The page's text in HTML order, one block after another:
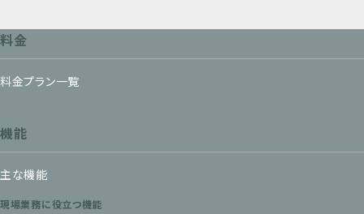
料金
料金プラン一覧
機能
主な機能
現場業務に役立つ機能